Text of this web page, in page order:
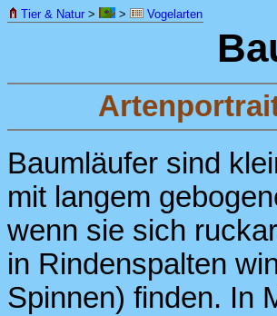
Tier & Natur > > Vogelarten
Baumläufer sind
mit langem
wenn sie sich
in Rindenspalten
Spinnen) finden. In